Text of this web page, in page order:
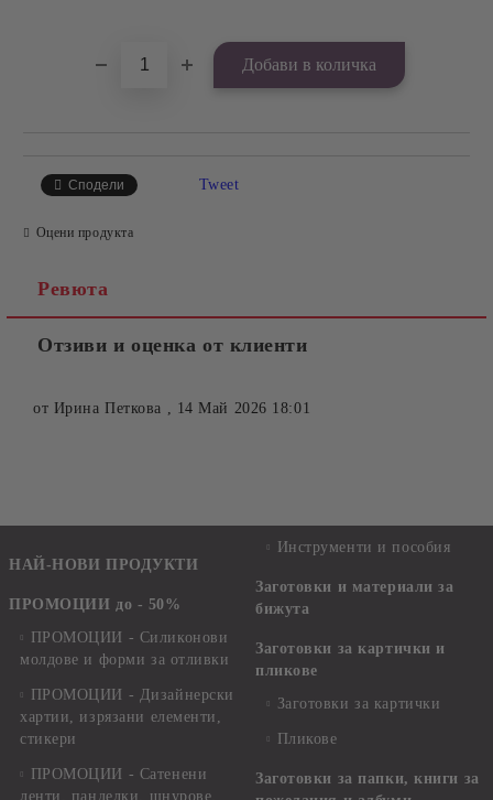
Сподели Tweet
Оцени продукта
Ревюта
Отзиви и оценка от клиенти
от Ирина Петкова , 14 Май 2026 18:01
НАЙ-НОВИ ПРОДУКТИ
ПРОМОЦИИ до - 50%
ПРОМОЦИИ - Силиконови
молдове и форми за отливки
ПРОМОЦИИ - Дизайнерски
хартии, изрязани елементи,
стикери
ПРОМОЦИИ - Сатенени
ленти, панделки, шнурове,
Инструменти и пособия
Заготовки и материали за
бижута
Заготовки за картички и
пликове
Заготовки за картички
Пликове
Заготовки за папки, книги за